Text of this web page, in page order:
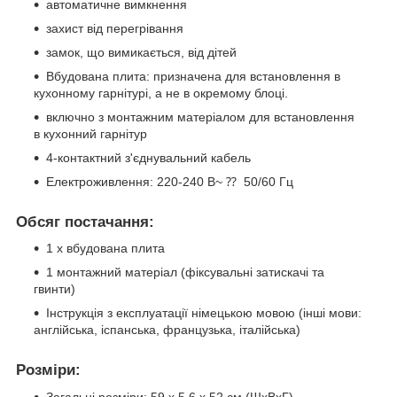
автоматичне вимкнення
захист від перегрівання
замок, що вимикається, від дітей
Вбудована плита: призначена для встановлення в
кухонному гарнітурі, а не в окремому блоці.
включно з монтажним матеріалом для встановлення
в кухонний гарнітур
4-контактний з'єднувальний кабель
Електроживлення: 220-240 В~ ⁇ 50/60 Гц
Обсяг постачання:
1 х вбудована плита
1 монтажний матеріал (фіксувальні затискачі та
гвинти)
Інструкція з експлуатації німецькою мовою (інші мови:
англійська, іспанська, французька, італійська)
Розміри: